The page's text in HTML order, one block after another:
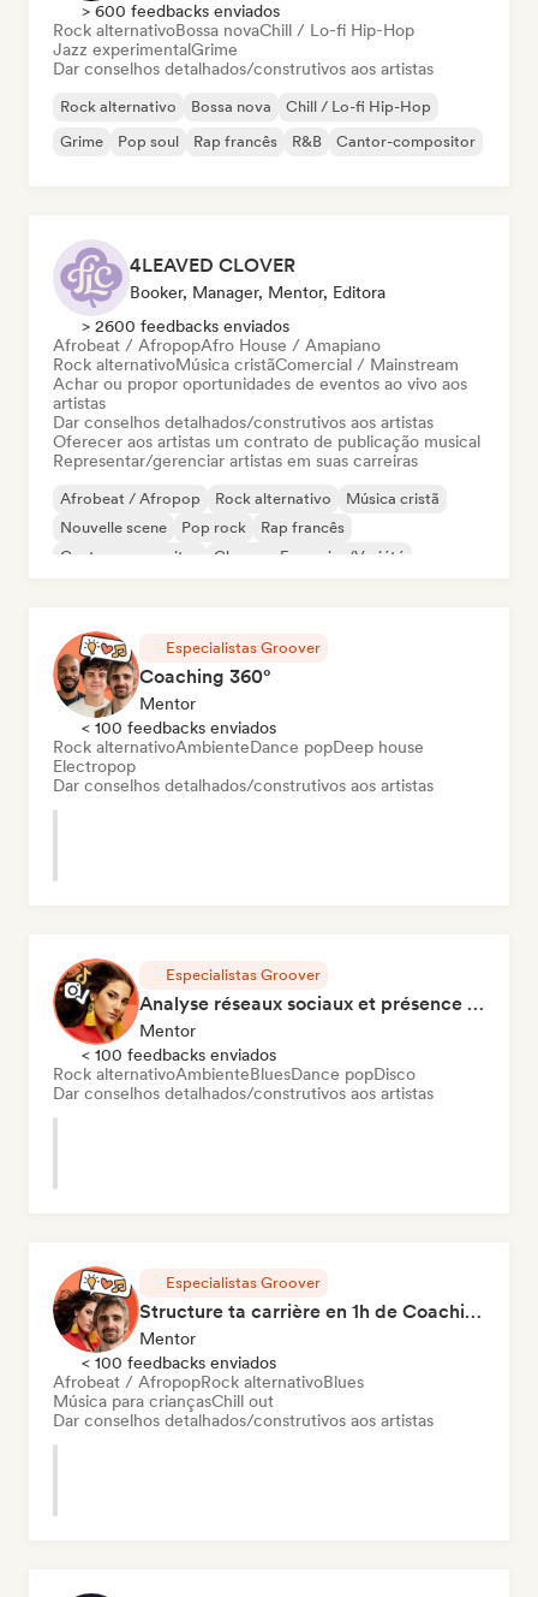
> 600 feedbacks enviados
Rock alternativoBossa novaChill / Lo-fi Hip-Hop
Jazz experimentalGrime
Dar conselhos detalhados/construtivos aos artistas
Rock alternativo Bossa nova
Chill / Lo-fi Hip-Hop
Grime
Pop soul Rap francês R&B Cantor-compositor
4LEAVED CLOVER
Booker, Manager, Mentor, Editora
> 2600 feedbacks enviados
Afrobeat / AfropopAfro House / Amapiano
Rock alternativoMúsica cristãComercial / Mainstream
Achar ou propor oportunidades de eventos ao vivo aos
artistas
Dar conselhos detalhados/construtivos aos artistas
Oferecer aos artistas um contrato de publicação musical
Representar/gerenciar artistas em suas carreiras
Afrobeat / Afropop Rock alternativo
Música cristã
Nouvelle scene
Pop rock
Rap francês
Cantor-compositor
Chanson Française/Variété
Especialistas Groover
Coaching 360°
Mentor
< 100 feedbacks enviados
Rock alternativoAmbienteDance popDeep house
Electropop
Dar conselhos detalhados/construtivos aos artistas
Especialistas Groover
Analyse réseaux sociaux et présence en ligne
Mentor
< 100 feedbacks enviados
Rock alternativoAmbienteBluesDance popDisco
Dar conselhos detalhados/construtivos aos artistas
Especialistas Groover
Structure ta carrière en 1h de Coaching
Mentor
< 100 feedbacks enviados
Afrobeat / AfropopRock alternativoBlues
Música para criançasChill out
Dar conselhos detalhados/construtivos aos artistas